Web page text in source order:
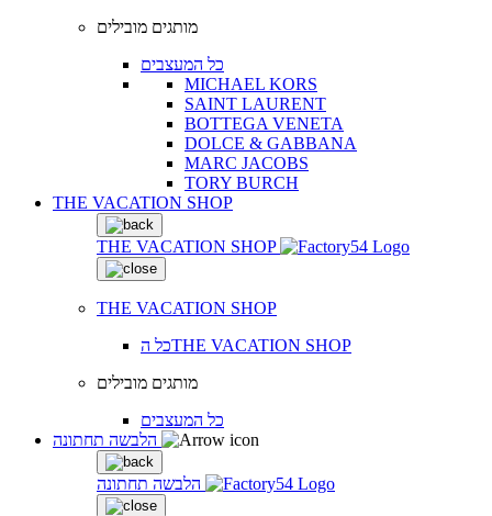
מותגים מובילים
כל המעצבים
MICHAEL KORS
SAINT LAURENT
BOTTEGA VENETA
DOLCE & GABBANA
MARC JACOBS
TORY BURCH
THE VACATION SHOP
THE VACATION SHOP
THE VACATION SHOP
כל הTHE VACATION SHOP
מותגים מובילים
כל המעצבים
הלבשה תחתונה